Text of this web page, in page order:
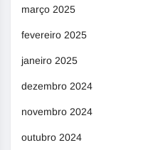
março 2025
fevereiro 2025
janeiro 2025
dezembro 2024
novembro 2024
outubro 2024